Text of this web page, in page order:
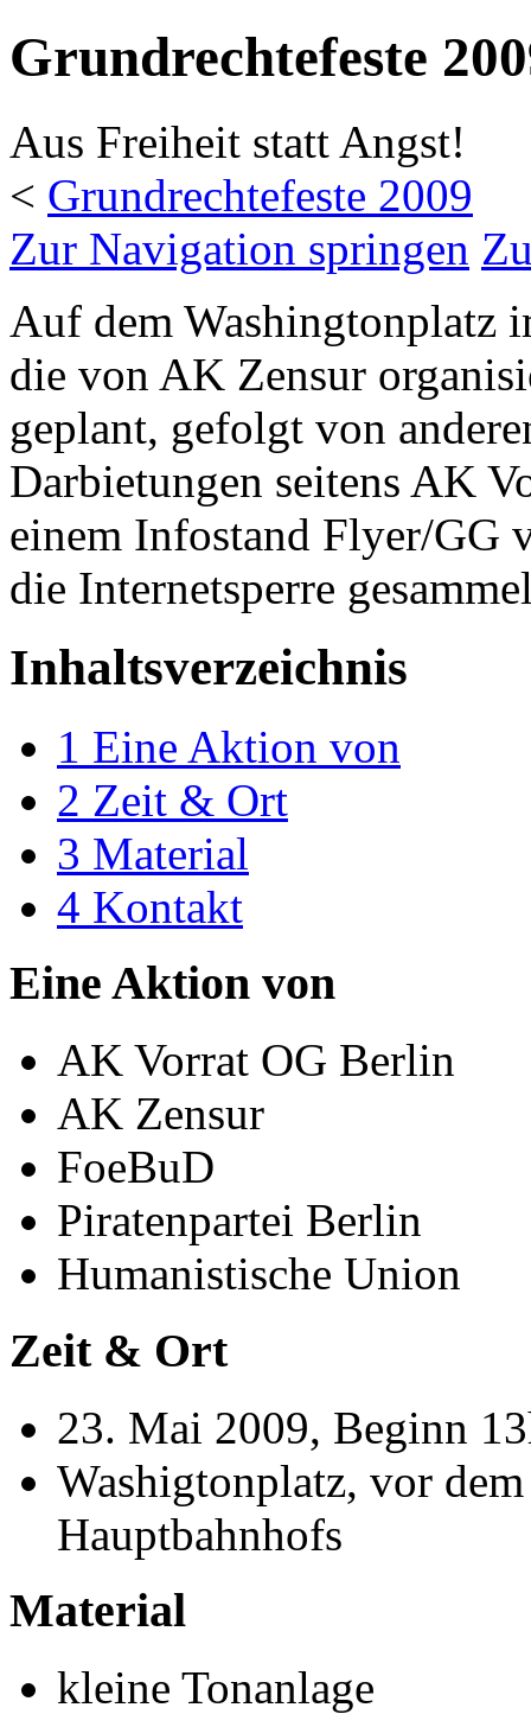
Grundrechtefeste
Aus Freiheit statt Angst!
< Grundrechtefeste 2009
Zur Navigation springen
Auf dem Washingtonplatz
die von AK Zensur
geplant, gefolgt von
Darbietungen seitens AK
einem Infostand Flyer/GG
die Internetsperre
Inhaltsverzeichnis
1 Eine Aktion von
2 Zeit & Ort
3 Material
4 Kontakt
Eine Aktion von
AK Vorrat OG Berlin
AK Zensur
FoeBuD
Piratenpartei Berlin
Humanistische Union
Zeit & Ort
23. Mai 2009, Beginn
Washigtonplatz, vor
Hauptbahnhofs
Material
kleine Tonanlage